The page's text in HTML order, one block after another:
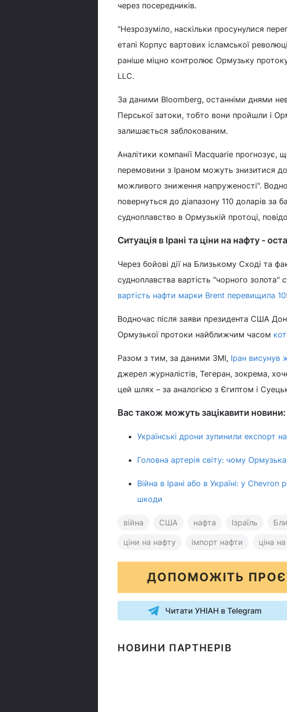
через посередників.
"Незрозуміло, наскільки просунулися
етапі Корпус вартових ісламської
раніше міцно контролює Ормузьку
LLC.
За даними Bloomberg, останніми днями
Перської затоки, тобто вони пройшли і
залишається заблокованим.
Аналітики компанії Macquarie прогнозує,
перемовини з Іраном можуть знизитися
можливого зниження напруженості".
повернуться до діапазону 110 доларів за
судноплавство в Ормузькій протоці,
Ситуація в Ірані та ціни на нафту -
Через бойові дії на Близькому Сході та
судноплавства вартість "чорного
вартість нафти марки Brent перевищила
Водночас після заяви президента США
Ормузької протоки найближчим часом
Разом з тим, за даними ЗМІ, Іран висунув
джерел журналістів, Тегеран, зокрема,
цей шлях – за аналогією з Єгиптом і
Вас також можуть зацікавити новини:
Українські дрони зупинили експорт
Головна артерія світу: чому
Війна в Ірані або в Україні: у
шкоди
війна США нафта Ізраїль
ціни на нафту
імпорт нафти ціна
ДОПОМОЖІТЬ
Читати УНІАН в Telegram
НОВИНИ ПАРТНЕРІВ